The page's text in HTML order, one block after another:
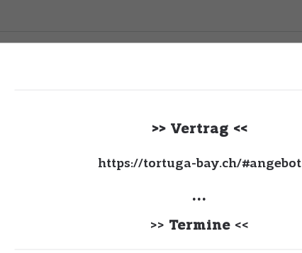
>> Vertrag <<
https://tortuga-bay.ch/#angebot
...
>> Termine <<